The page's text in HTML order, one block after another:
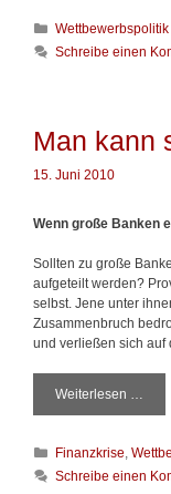
u
n
b
e
M
p
l
e
i
m
Ä
-
K
K
a
r
i
Wettbewerbspolitik
Schreibe einen
Man kann
15. Juni 2010
Wenn große Banken
Sollten zu große
aufgeteilt werden?
selbst. Jene unter
Zusammenbruch
und verließen sich auf
Weiterlesen …
a
k
a
K
a
Finanzkrise,
Schreibe einen